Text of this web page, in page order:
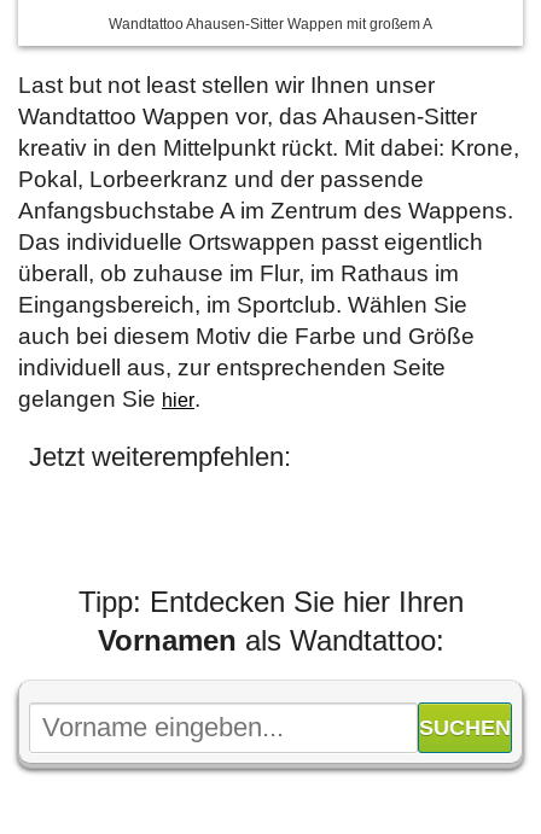
Wandtattoo Ahausen-Sitter Wappen mit großem A
Last but not least stellen wir Ihnen unser
Wandtattoo Wappen vor, das Ahausen-Sitter
kreativ in den Mittelpunkt rückt. Mit dabei: Krone,
Pokal, Lorbeerkranz und der passende
Anfangsbuchstabe A im Zentrum des Wappens.
Das individuelle Ortswappen passt eigentlich
überall, ob zuhause im Flur, im Rathaus im
Eingangsbereich, im Sportclub. Wählen Sie
auch bei diesem Motiv die Farbe und Größe
individuell aus, zur entsprechenden Seite
gelangen Sie hier.
Jetzt weiterempfehlen:
Tipp: Entdecken Sie hier Ihren
Vornamen als Wandtattoo: